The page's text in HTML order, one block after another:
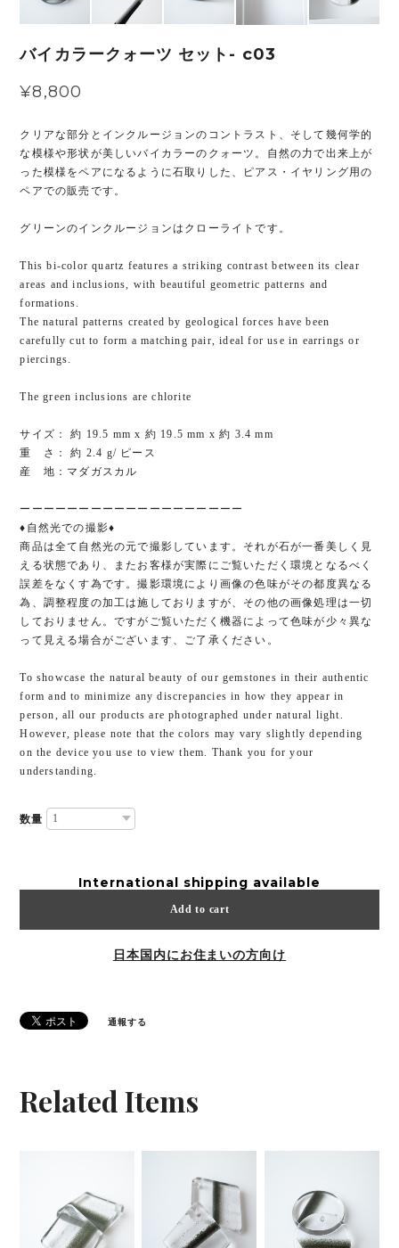
バイカラークォーツ セット- c03
¥8,800
クリアな部分とインクルージョンのコントラスト、そして幾何学的
な模様や形状が美しいバイカラーのクォーツ。自然の力で出来上が
った模様をペアになるように石取りした、ピアス・イヤリング用の
ペアでの販売です。
グリーンのインクルージョンはクローライトです。
This bi-color quartz features a striking contrast between its clear
areas and inclusions, with beautiful geometric patterns and
formations.
The natural patterns created by geological forces have been
carefully cut to form a matching pair, ideal for use in earrings or
piercings.
The green inclusions are chlorite
サイズ： 約 19.5 mm x 約 19.5 mm x 約 3.4 mm
重 さ： 約 2.4 g/ ピース
産 地：マダガスカル
ーーーーーーーーーーーーーーーーーーー
♦︎自然光での撮影♦︎
商品は全て自然光の元で撮影しています。それが石が一番美しく見
える状態であり、またお客様が実際にご覧いただく環境となるべく
誤差をなくす為です。撮影環境により画像の色味がその都度異なる
為、調整程度の加工は施しておりますが、その他の画像処理は一切
しておりません。ですがご覧いただく機器によって色味が少々異な
って見える場合がございます、ご了承ください。
To showcase the natural beauty of our gemstones in their authentic
form and to minimize any discrepancies in how they appear in
person, all our products are photographed under natural light.
However, please note that the colors may vary slightly depending
on the device you use to view them. Thank you for your
understanding.
数量
International shipping available
Add to cart
日本国内にお住まいの方向け
通報する
Related Items